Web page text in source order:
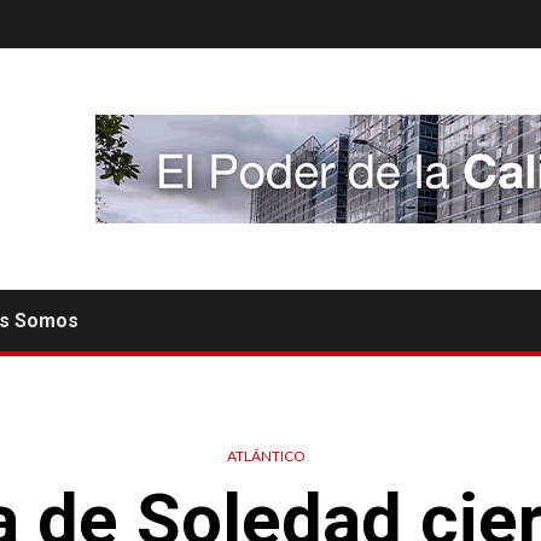
Somos
ATLÁNTICO
de Soledad